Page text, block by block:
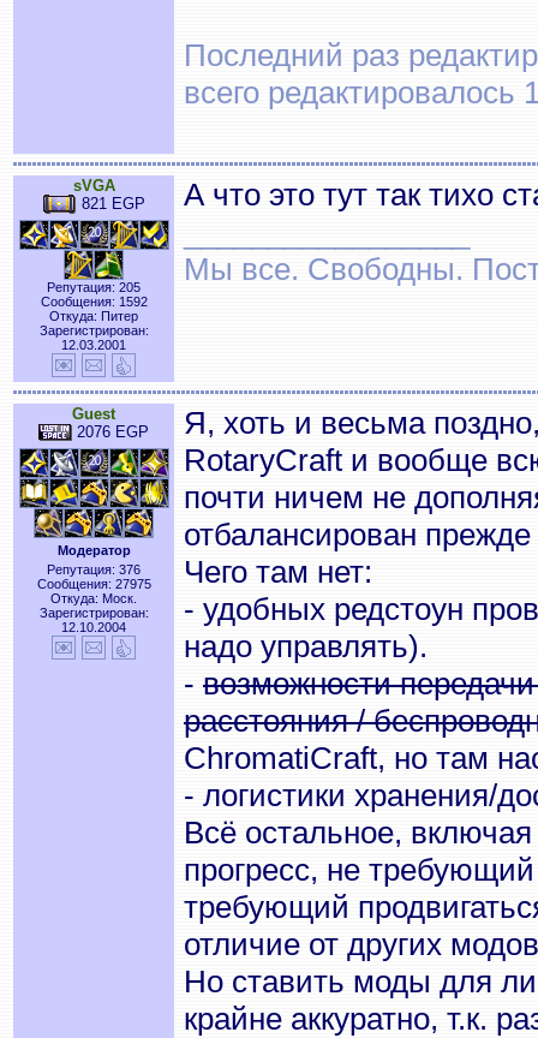
Последний раз
всего редактировалось
sVGA
821 EGP
Репутация: 205
Сообщения: 1592
Откуда: Питер
Зарегистрирован:
12.03.2001
А что это тут так тихо
Мы все. Свободны.
Guest
2076 EGP
Модератор
Репутация: 376
Сообщения: 27975
Откуда: Моск.
Зарегистрирован:
12.10.2004
Я, хоть и весьма
RotaryCraft и вообще
почти ничем не
отбалансирован прежде
Чего там нет:
- удобных редстоун
надо управлять).
- возможности
расстояния /
ChromatiCraft, но там
- логистики хранения/
Всё остальное,
прогресс, не
требующий
отличие от других
Но ставить моды для
крайне аккуратно, т.к.